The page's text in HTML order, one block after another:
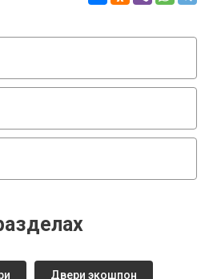
Двери экошпон